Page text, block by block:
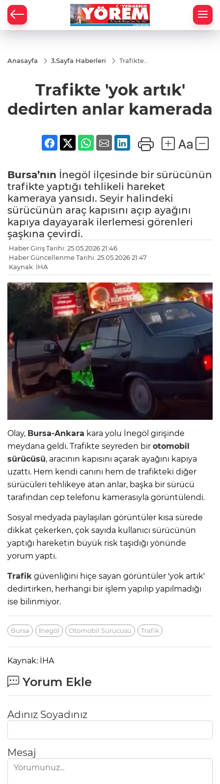
Anasayfa 3.Sayfa Haberleri
Trafikte
anlar
kamerada
Trafikte 'yok artık'
dedirten anlar kamerada
Bursa’nın İnegöl ilçesinde bir sürücünün
trafikte yaptığı tehlikeli hareket
kameraya yansıdı. Seyir halindeki
sürücünün araç kapısını açıp ayağını
kapıya dayayarak ilerlemesi görenleri
şaşkına çevirdi.
Haber Giriş Tarihi: 25.05.2026 21:46
Haber Güncellenme Tarihi: 25.05.2026 21:47
Kaynak: İHA
Olay, Bursa-Ankara kara yolu İnegöl girişinde
meydana geldi. Trafikte seyreden bir otomobil
sürücüsü, aracının kapısını açarak ayağını kapıya
uzattı. Hem kendi canını hem de trafikteki diğer
sürücüleri tehlikeye atan anlar, başka bir sürücü
tarafından cep telefonu kamerasıyla görüntülendi.
Sosyal medyada paylaşılan görüntüler kısa sürede
dikkat çekerken, çok sayıda kullanıcı sürücünün
yaptığı hareketin büyük risk taşıdığı yönünde
yorum yaptı.
Trafik güvenliğini hiçe sayan görüntüler 'yok artık'
dedirtirken, herhangi bir işlem yapılıp yapılmadığı
ise bilinmiyor.
Bursa İnegöl Otomobil Sürücüsü Trafik
Kaynak: İHA
Yorum Ekle
Adınız Soyadınız
Mesaj